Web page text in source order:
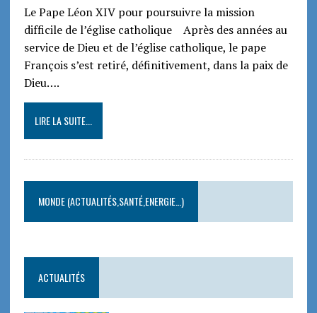
Le Pape Léon XIV pour poursuivre la mission
difficile de l’église catholique Après des années au
service de Dieu et de l’église catholique, le pape
François s’est retiré, définitivement, dans la paix de
Dieu….
LIRE LA SUITE...
MONDE (ACTUALITÉS,SANTÉ,ENERGIE…)
ACTUALITÉS